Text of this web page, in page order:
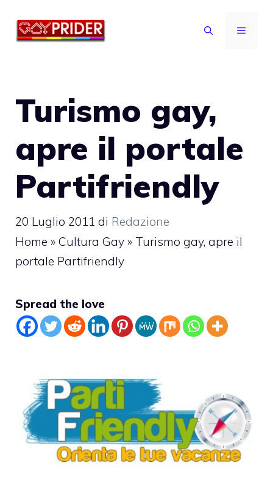
MENU
Turismo gay,
apre il portale
Partifriendly
20 Luglio 2011 di Redazione
Home » Cultura Gay » Turismo gay, apre il
portale Partifriendly
Spread the love